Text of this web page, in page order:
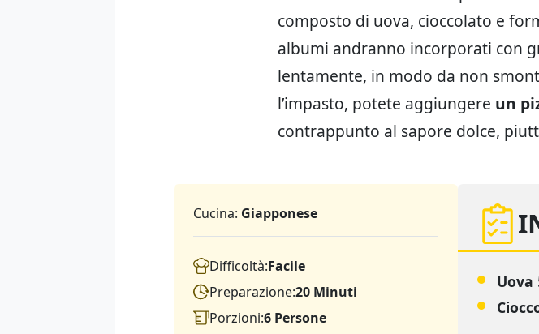
composto di uova, cioccolato e
albumi andranno incorporati con
lentamente, in modo da non
l’impasto, potete aggiungere un
contrappunto al sapore dolce,
Cucina: Giapponese
Difficoltà:Facile
Preparazione:20 Minuti
Porzioni:6 Persone
Uova